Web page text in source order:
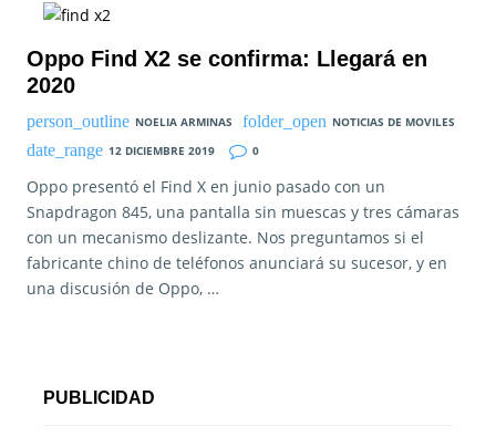
Oppo Find X2 se confirma: Llegará en
2020
NOELIA ARMINAS
NOTICIAS DE MOVILES
12 DICIEMBRE 2019
0
Oppo presentó el Find X en junio pasado con un
Snapdragon 845, una pantalla sin muescas y tres cámaras
con un mecanismo deslizante. Nos preguntamos si el
fabricante chino de teléfonos anunciará su sucesor, y en
una discusión de Oppo, …
PUBLICIDAD